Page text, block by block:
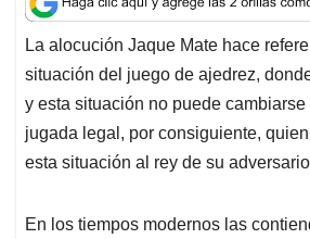
t
s
A
p
p
e
b
o
o
k
k
e
d
I
n
i
l
e
a
d
s
La alocución Jaque Mate hace
situación del juego de ajedrez,
y esta situación no puede
jugada legal, por consiguiente,
esta situación al rey de su
En los tiempos modernos las